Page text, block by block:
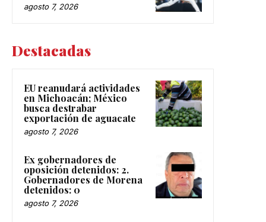
agosto 7, 2026
Destacadas
EU reanudará actividades
en Michoacán; México
busca destrabar
exportación de aguacate
agosto 7, 2026
Ex gobernadores de
oposición detenidos: 2.
Gobernadores de Morena
detenidos: 0
agosto 7, 2026